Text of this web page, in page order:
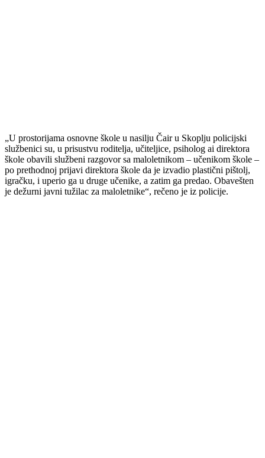
„U prostorijama osnovne škole u nasilju Čair u Skoplju policijski
službenici su, u prisustvu roditelja, učiteljice, psiholog ai direktora
škole obavili službeni razgovor sa maloletnikom – učenikom škole –
po prethodnoj prijavi direktora škole da je izvadio plastični pištolj,
igračku, i uperio ga u druge učenike, a zatim ga predao. Obavešten
je dežurni javni tužilac za maloletnike“, rečeno je iz policije.